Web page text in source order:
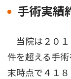
手術実績
当院は２０１
件を超える手
末時点で４１